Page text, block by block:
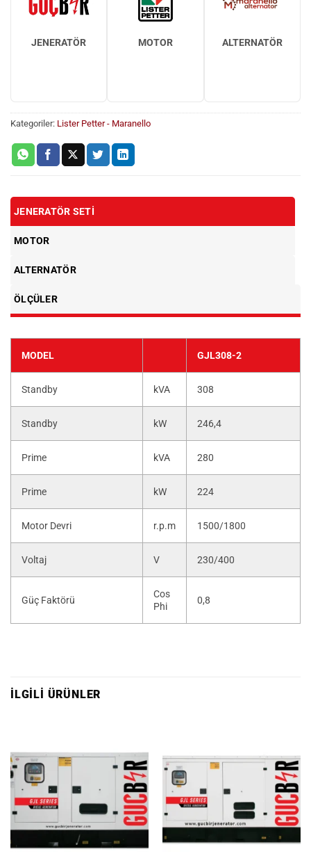
JENERATÖR MOTOR ALTERNATÖR
Kategoriler: Lister Petter - Maranello
JENERATÖR SETI
MOTOR
ALTERNATÖR
ÖLÇÜLER
MODEL GJL308-2
Standby kVA 308
Standby kW 246,4
Prime kVA 280
Prime kW 224
Motor Devri r.p.m 1500/1800
Voltaj V 230/400
Güç Faktörü
Cos
Phi
0,8
İLGILI ÜRÜNLER